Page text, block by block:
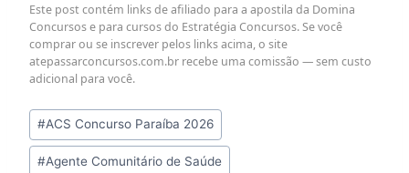
Este post contém links de afiliado para a apostila da Domina
Concursos e para cursos do Estratégia Concursos. Se você
comprar ou se inscrever pelos links acima, o site
atepassarconcursos.com.br recebe uma comissão — sem custo
adicional para você.
Tags
do
Post:
#ACS Concurso Paraíba 2026
#Agente Comunitário de Saúde